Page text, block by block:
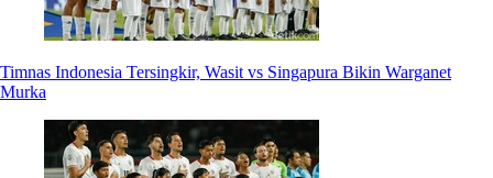
Timnas Indonesia Tersingkir, Wasit vs Singapura Bikin Warganet
Murka